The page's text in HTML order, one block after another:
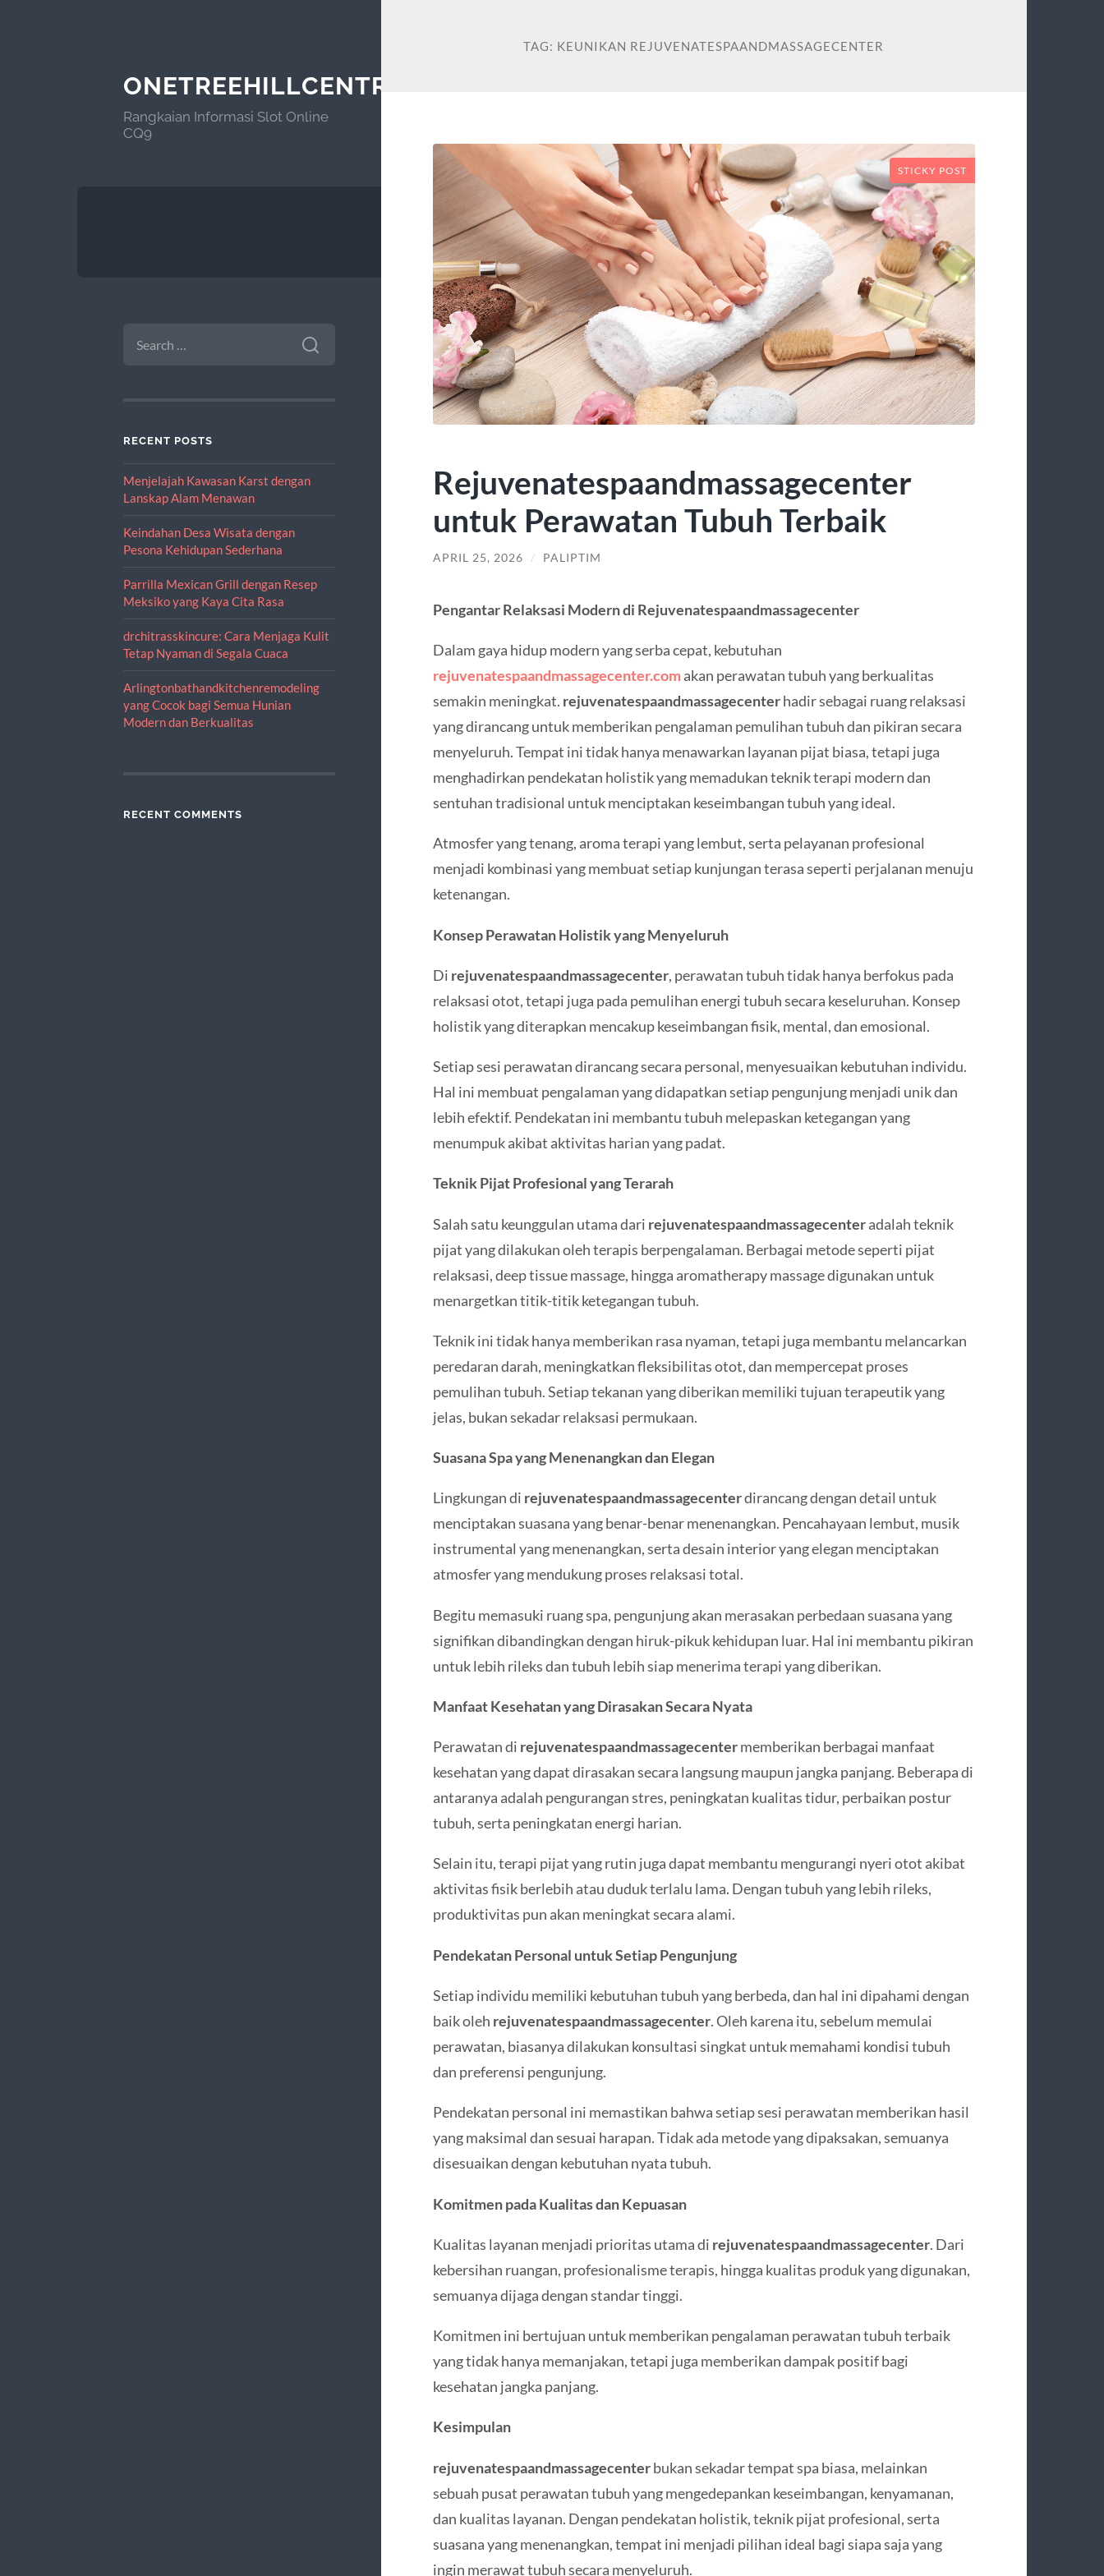
ONETREEHILLCENTRAL.ORG
Rangkaian Informasi Slot Online
CQ9
FOR:
RECENT POSTS
Menjelajah Kawasan Karst dengan
Lanskap Alam Menawan
Keindahan Desa Wisata dengan
Pesona Kehidupan Sederhana
Parrilla Mexican Grill dengan Resep
Meksiko yang Kaya Cita Rasa
drchitrasskincure: Cara Menjaga Kulit
Tetap Nyaman di Segala Cuaca
Arlingtonbathandkitchenremodeling
yang Cocok bagi Semua Hunian
Modern dan Berkualitas
RECENT COMMENTS
TAG: KEUNIKAN REJUVENATESPAANDMASSAGECENTER
STICKY POST
Rejuvenatespaandmassagecenter
untuk Perawatan Tubuh Terbaik
APRIL 25, 2026 / PALIPTIM
Pengantar Relaksasi Modern di Rejuvenatespaandmassagecenter
Dalam gaya hidup modern yang serba cepat, kebutuhan
rejuvenatespaandmassagecenter.com akan perawatan tubuh yang berkualitas
semakin meningkat. rejuvenatespaandmassagecenterhadir sebagai ruang relaksasi
yang dirancang untuk memberikan pengalaman pemulihan tubuh dan pikiran secara
menyeluruh. Tempat ini tidak hanya menawarkan layanan pijat biasa, tetapi juga
menghadirkan pendekatan holistik yang memadukan teknik terapi modern dan
sentuhan tradisional untuk menciptakan keseimbangan tubuh yang ideal.
Atmosfer yang tenang, aroma terapi yang lembut, serta pelayanan profesional
menjadi kombinasi yang membuat setiap kunjungan terasa seperti perjalanan menuju
ketenangan.
Konsep Perawatan Holistik yang Menyeluruh
Di rejuvenatespaandmassagecenter, perawatan tubuh tidak hanya berfokus pada
relaksasi otot, tetapi juga pada pemulihan energi tubuh secara keseluruhan. Konsep
holistik yang diterapkan mencakup keseimbangan fisik, mental, dan emosional.
Setiap sesi perawatan dirancang secara personal, menyesuaikan kebutuhan individu.
Hal ini membuat pengalaman yang didapatkan setiap pengunjung menjadi unik dan
lebih efektif. Pendekatan ini membantu tubuh melepaskan ketegangan yang
menumpuk akibat aktivitas harian yang padat.
Teknik Pijat Profesional yang Terarah
Salah satu keunggulan utama dari rejuvenatespaandmassagecenteradalah teknik
pijat yang dilakukan oleh terapis berpengalaman. Berbagai metode seperti pijat
relaksasi, deep tissue massage, hingga aromatherapy massage digunakan untuk
menargetkan titik-titik ketegangan tubuh.
Teknik ini tidak hanya memberikan rasa nyaman, tetapi juga membantu melancarkan
peredaran darah, meningkatkan fleksibilitas otot, dan mempercepat proses
pemulihan tubuh. Setiap tekanan yang diberikan memiliki tujuan terapeutik yang
jelas, bukan sekadar relaksasi permukaan.
Suasana Spa yang Menenangkan dan Elegan
Lingkungan di rejuvenatespaandmassagecenterdirancang dengan detail untuk
menciptakan suasana yang benar-benar menenangkan. Pencahayaan lembut, musik
instrumental yang menenangkan, serta desain interior yang elegan menciptakan
atmosfer yang mendukung proses relaksasi total.
Begitu memasuki ruang spa, pengunjung akan merasakan perbedaan suasana yang
signifikan dibandingkan dengan hiruk-pikuk kehidupan luar. Hal ini membantu pikiran
untuk lebih rileks dan tubuh lebih siap menerima terapi yang diberikan.
Manfaat Kesehatan yang Dirasakan Secara Nyata
Perawatan di rejuvenatespaandmassagecentermemberikan berbagai manfaat
kesehatan yang dapat dirasakan secara langsung maupun jangka panjang. Beberapa di
antaranya adalah pengurangan stres, peningkatan kualitas tidur, perbaikan postur
tubuh, serta peningkatan energi harian.
Selain itu, terapi pijat yang rutin juga dapat membantu mengurangi nyeri otot akibat
aktivitas fisik berlebih atau duduk terlalu lama. Dengan tubuh yang lebih rileks,
produktivitas pun akan meningkat secara alami.
Pendekatan Personal untuk Setiap Pengunjung
Setiap individu memiliki kebutuhan tubuh yang berbeda, dan hal ini dipahami dengan
baik oleh rejuvenatespaandmassagecenter. Oleh karena itu, sebelum memulai
perawatan, biasanya dilakukan konsultasi singkat untuk memahami kondisi tubuh
dan preferensi pengunjung.
Pendekatan personal ini memastikan bahwa setiap sesi perawatan memberikan hasil
yang maksimal dan sesuai harapan. Tidak ada metode yang dipaksakan, semuanya
disesuaikan dengan kebutuhan nyata tubuh.
Komitmen pada Kualitas dan Kepuasan
Kualitas layanan menjadi prioritas utama di rejuvenatespaandmassagecenter. Dari
kebersihan ruangan, profesionalisme terapis, hingga kualitas produk yang digunakan,
semuanya dijaga dengan standar tinggi.
Komitmen ini bertujuan untuk memberikan pengalaman perawatan tubuh terbaik
yang tidak hanya memanjakan, tetapi juga memberikan dampak positif bagi
kesehatan jangka panjang.
Kesimpulan
rejuvenatespaandmassagecenterbukan sekadar tempat spa biasa, melainkan
sebuah pusat perawatan tubuh yang mengedepankan keseimbangan, kenyamanan,
dan kualitas layanan. Dengan pendekatan holistik, teknik pijat profesional, serta
suasana yang menenangkan, tempat ini menjadi pilihan ideal bagi siapa saja yang
ingin merawat tubuh secara menyeluruh.